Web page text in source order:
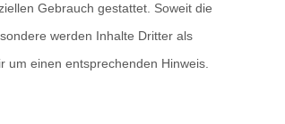
Gebrauch gestattet. Soweit die
werden Inhalte Dritter als
einen entsprechenden Hinweis.